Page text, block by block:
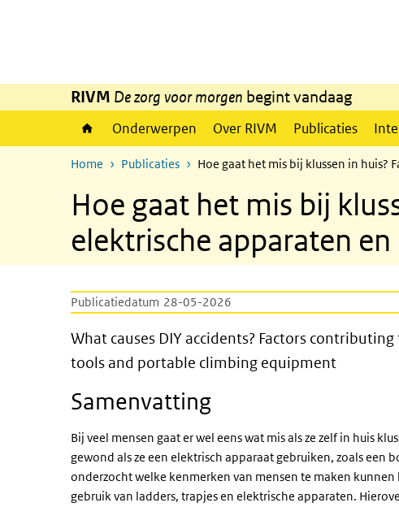
RIVM De zorg voor morgen begint vandaag
Onderwerpen Over RIVM Publicaties
Home Publicaties Hoe gaat het mis bij klussen in
Hoe gaat het mis bij
elektrische apparaten
Publicatiedatum 28-05-2026
What causes DIY accidents?
What causes DIY accidents? Factors
tools and portable climbing equipment
Samenvatting
Bij veel mensen gaat er wel eens wat mis als ze zelf in huis
gewond als ze een elektrisch apparaat gebruiken, zoals een
onderzocht welke kenmerken van mensen te maken
gebruik van ladders, trapjes en elektrische apparaten.